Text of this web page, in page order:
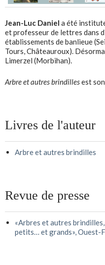
Jean-Luc Daniel a été
et professeur de lettres dans
établissements de banlieue
Tours, Châteauroux).
Limerzel (Morbihan).
Arbre et autres brindillesest
Livres de l'auteur
Arbre et autres brindilles
Revue de presse
«Arbres et autres
petits… et grands», Ouest-